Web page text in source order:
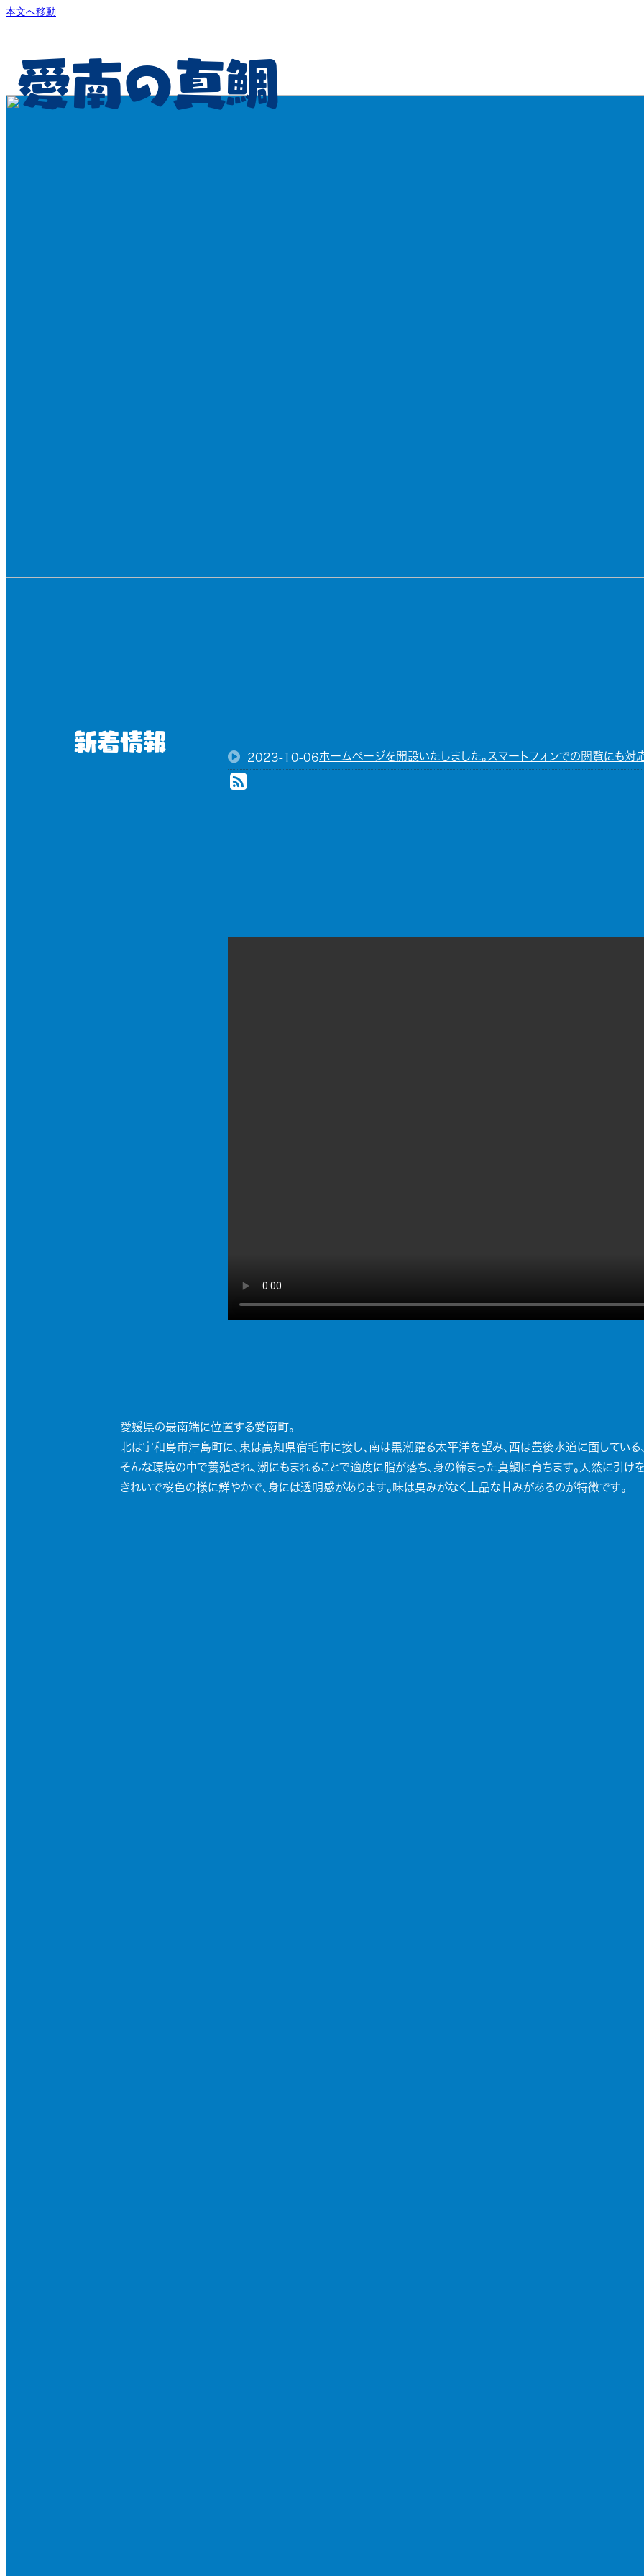
本文へ移動
愛南の真鯛
新着情報
2023-10-06ホームページを開設いたしました。スマートフォンでの閲覧にも対
愛媛県の最南端に位置する愛南町。
北は宇和島市津島町に、東は高知県宿毛市に接し、南は黒潮躍る太平洋を望み、西は豊後水道に面している
そんな環境の中で養殖され、潮にもまれることで適度に脂が落ち、身の締まった真鯛に育ちます。天然に引け
きれいで桜色の様に鮮やかで、身には透明感があります。味は臭みがなく上品な甘みがあるのが特徴です。